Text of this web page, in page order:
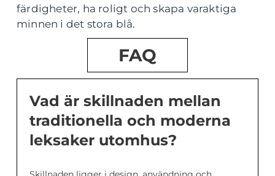
färdigheter, ha roligt och skapa varaktiga
minnen i det stora blå.
FAQ
Vad är skillnaden mellan
traditionella och moderna
leksaker utomhus?